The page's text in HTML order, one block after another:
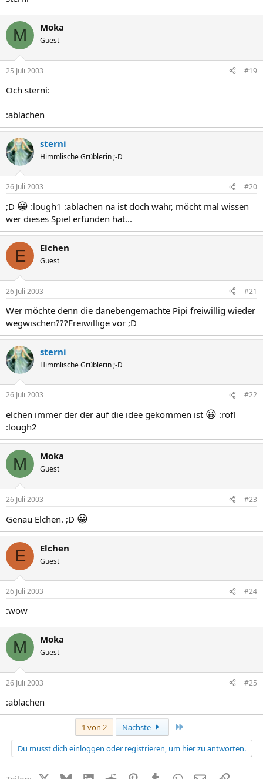
M Moka
Guest
25 Juli 2003 #19
Och sterni:
:ablachen
sterni
Himmlische Grüblerin ;-D
26 Juli 2003 #20
;D 😀 :lough1 :ablachen na ist doch wahr, möcht mal wissen
wer dieses Spiel erfunden hat...
E Elchen
Guest
26 Juli 2003 #21
Wer möchte denn die danebengemachte Pipi freiwillig wieder
wegwischen???Freiwillige vor ;D
sterni
Himmlische Grüblerin ;-D
26 Juli 2003 #22
elchen immer der der auf die idee gekommen ist 😀 :rofl
:lough2
M Moka
Guest
26 Juli 2003 #23
Genau Elchen. ;D 😀
E Elchen
Guest
26 Juli 2003 #24
:wow
M Moka
Guest
26 Juli 2003 #25
:ablachen
1 von 2 Nächste
Du musst dich einloggen oder registrieren, um hier zu antworten.